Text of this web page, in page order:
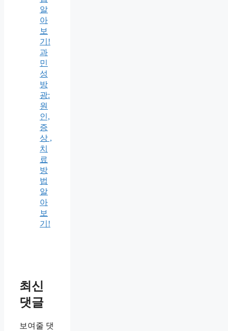
알
아
보
기!
과
민
성
방
광:
원
인,
증
상 ,
치
료
방
법
알
아
보
기!
최신
댓글
보여줄 댓